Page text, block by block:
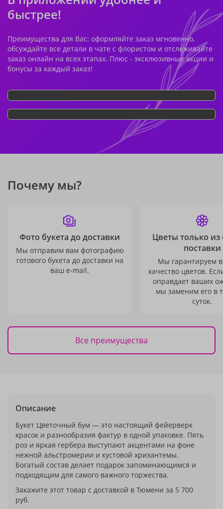
быстрее!
Преимущества для Вас: оформляйте заказ мгновенно,
обсуждайте все детали в чате с флористом и отслеживайте
заказ онлайн на всех этапах. Плюс - эксклюзивные акции и
бонусы за каждый заказ!
Почему мы?
Фото букета до доставки
Мы отправим вам фотографию
готового букета до доставки на
ваш e-mail.
Цветы только из
поставки
Мы гарантируем
качество цветов.
оправдает ваших
мы заменим его в
суток.
Все преимущества
Описание
Букет Цветочный бум — это настоящий фейерверк
красок и разнообразия фактур в одной упаковке. Пять
роз и яркая гербера выступают акцентами на фоне
нежной альстромерии и кустовой хризантемы.
Богатый состав делает подарок запоминающимся и
подходящим для самого важного торжества.
Закажите этот товар с доставкой в Тюмени за 5 700
руб.